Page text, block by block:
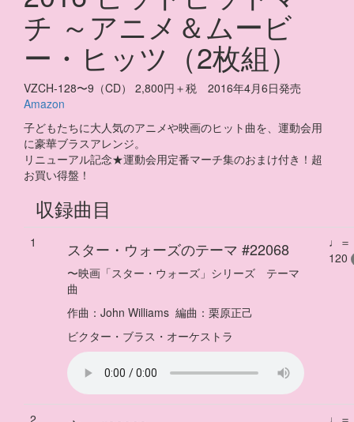
チ ～アニメ＆ムービ
ー・ヒッツ（2枚組）
VZCH-128〜9（CD） 2,800円＋税 2016年4月6日発売
Amazon
子どもたちに大人気のアニメや映画のヒット曲を、運動会用
に豪華ブラスアレンジ。
リニューアル記念★運動会用定番マーチ集のおまけ付き！超
お買い得盤！
収録曲目
1 スター・ウォーズのテーマ #22068
〜映画「スター・ウォーズ」シリーズ テーマ
曲
作曲： John Williams 編曲： 栗原正己
ビクター・ブラス・オーケストラ
♩＝
120
2
♩＝